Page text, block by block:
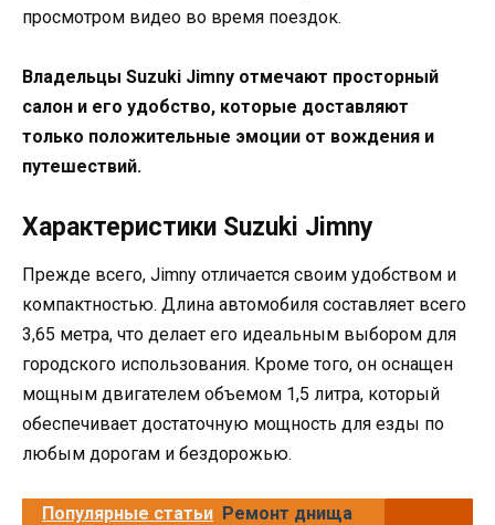
просмотром видео во время поездок.
Владельцы Suzuki Jimny отмечают просторный
салон и его удобство, которые доставляют
только положительные эмоции от вождения и
путешествий.
Характеристики Suzuki Jimny
Прежде всего, Jimny отличается своим удобством и
компактностью. Длина автомобиля составляет всего
3,65 метра, что делает его идеальным выбором для
городского использования. Кроме того, он оснащен
мощным двигателем объемом 1,5 литра, который
обеспечивает достаточную мощность для езды по
любым дорогам и бездорожью.
Популярные статьи Ремонт днища